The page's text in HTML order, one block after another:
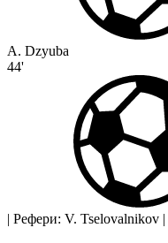
A. Dzyuba
44'
| Рефери: V. Tselovalnikov |